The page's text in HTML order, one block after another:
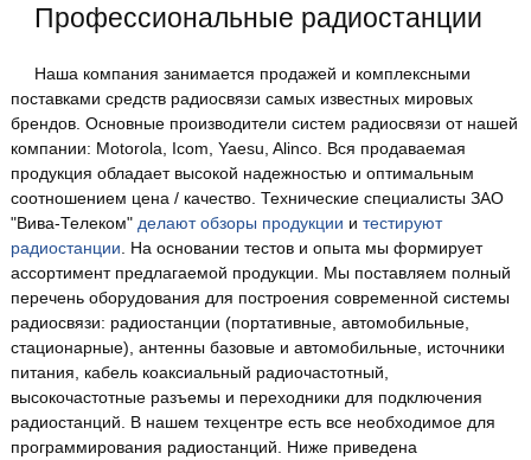
Профессиональные радиостанции
Наша компания занимается продажей и комплексными
поставками средств радиосвязи самых известных мировых
брендов. Основные производители систем радиосвязи от нашей
компании: Motorola, Icom, Yaesu, Alinco. Вся продаваемая
продукция обладает высокой надежностью и оптимальным
соотношением цена / качество. Технические специалисты ЗАО
"Вива-Телеком" делают обзоры продукции и тестируют
радиостанции . На основании тестов и опыта мы формирует
ассортимент предлагаемой продукции. Мы поставляем полный
перечень оборудования для построения современной системы
радиосвязи: радиостанции (портативные, автомобильные,
стационарные), антенны базовые и автомобильные, источники
питания, кабель коаксиальный радиочастотный,
высокочастотные разъемы и переходники для подключения
радиостанций. В нашем техцентре есть все необходимое для
программирования радиостанций. Ниже приведена